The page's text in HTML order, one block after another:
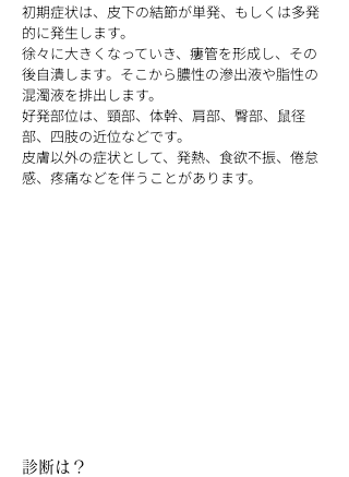
初期症状は、皮下の結節が単発、もしくは多発
的に発生します。
徐々に大きくなっていき、瘻管を形成し、その
後自潰します。そこから膿性の滲出液や脂性の
混濁液を排出します。
好発部位は、頸部、体幹、肩部、臀部、鼠径
部、四肢の近位などです。
皮膚以外の症状として、発熱、食欲不振、倦怠
感、疼痛などを伴うことがあります。
診断は？